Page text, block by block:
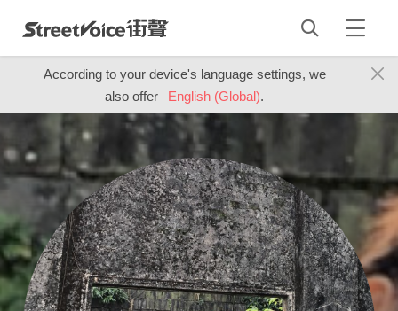
According to your device's language settings, we
also offer
English (Global).